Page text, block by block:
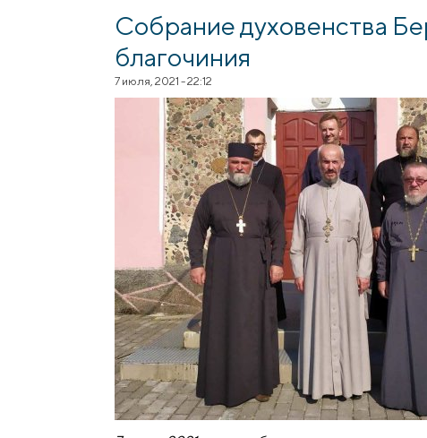
Собрание духовенства
благочиния
7 июля, 2021 - 22:12